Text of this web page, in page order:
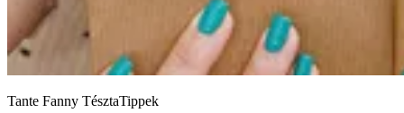
Tante Fanny TésztaTippek